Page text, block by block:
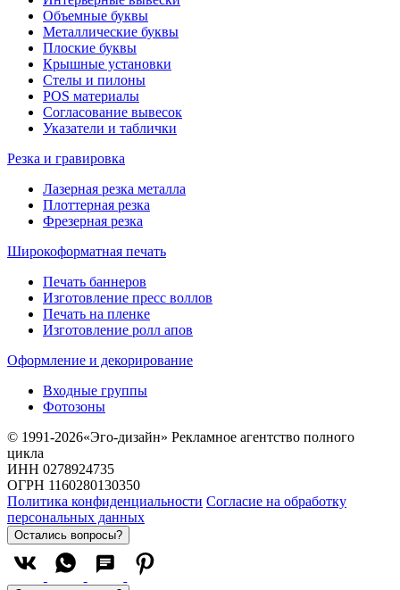
Объемные буквы
Металлические буквы
Плоские буквы
Крышные установки
Стелы и пилоны
POS материалы
Согласование вывесок
Указатели и таблички
Резка и гравировка
Лазерная резка металла
Плоттерная резка
Фрезерная резка
Широкоформатная печать
Печать баннеров
Изготовление пресс воллов
Печать на пленке
Изготовление ролл апов
Оформление и декорирование
Входные группы
Фотозоны
© 1991-2026«Эго-дизайн» Рекламное агентство полного
цикла
ИНН 0278924735
ОГРН 1160280130350
Политика конфиденциальности Согласие на обработку
персональных данных
Остались вопросы?